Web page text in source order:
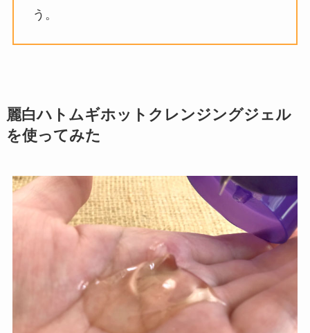
う。
麗白ハトムギホットクレンジングジェル
を使ってみた